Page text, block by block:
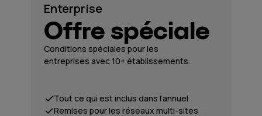
Enterprise
Offre spéciale
Conditions spéciales pour les
entreprises avec 10+ établissements.
Tout ce qui est inclus dans l’annuel
Remises pour les réseaux multi-sites